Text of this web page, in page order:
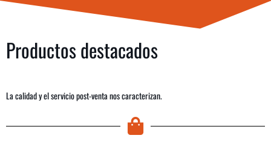
Productos destacados
La calidad y el servicio post-venta nos caracterizan.